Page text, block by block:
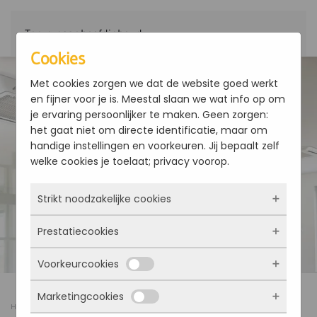
Terug naar hoofdinhoud
Home
Cookies
Met cookies zorgen we dat de website goed werkt
en fijner voor je is. Meestal slaan we wat info op om
je ervaring persoonlijker te maken. Geen zorgen:
het gaat niet om directe identificatie, maar om
handige instellingen en voorkeuren. Jij bepaalt zelf
welke cookies je toelaat; privacy voorop.
Strikt noodzakelijke cookies
Deze cookies zorgen ervoor dat de website
überhaupt werkt. Ze zijn dus altijd actief en
kunnen niet worden uitgezet. Meestal worden
ze alleen geplaatst als jij iets doet, zoals
inloggen, een formulier invullen of je
Prestatiecookies
Met deze cookies zien we hoe vaak onze site
bezocht wordt, waar bezoekers vandaan
komen en welke pagina’s populair zijn. Zo
Voorkeurcookies
Deze cookies onthouden jouw voorkeuren.
Marketingcookies